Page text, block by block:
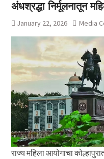
अंधश्रद्धा निर्मूलनातून
January 22, 2026 Media
राज्य महिला आयोगाचा